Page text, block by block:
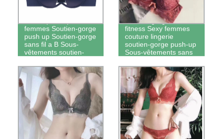
femmes Soutien-gorge
push up Soutien-gorge
sans fil a B Sous-
vêtements soutien-
la Coupe du bras
Soutien-gorge de
fitness Sexy femmes
couture lingerie
soutien-gorge push-up
Sous-vêtements sans